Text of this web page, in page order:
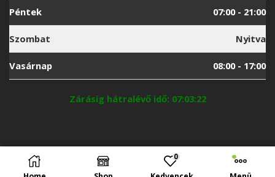
Péntek 07:00 - 21:00
Szombat Nyitva
Vasárnap 08:00 - 17:00
Zárásig hátralévő idő: 07:03:21
To use this element select instagram user
KOSÁRBA TESZEM
0